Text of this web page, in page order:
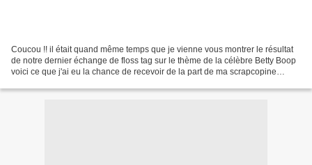
Coucou !! il était quand même temps que je vienne vous montrer le résultat
de notre dernier échange de floss tag sur le thème de la célèbre Betty Boop
voici ce que j'ai eu la chance de recevoir de la part de ma scrapcopine